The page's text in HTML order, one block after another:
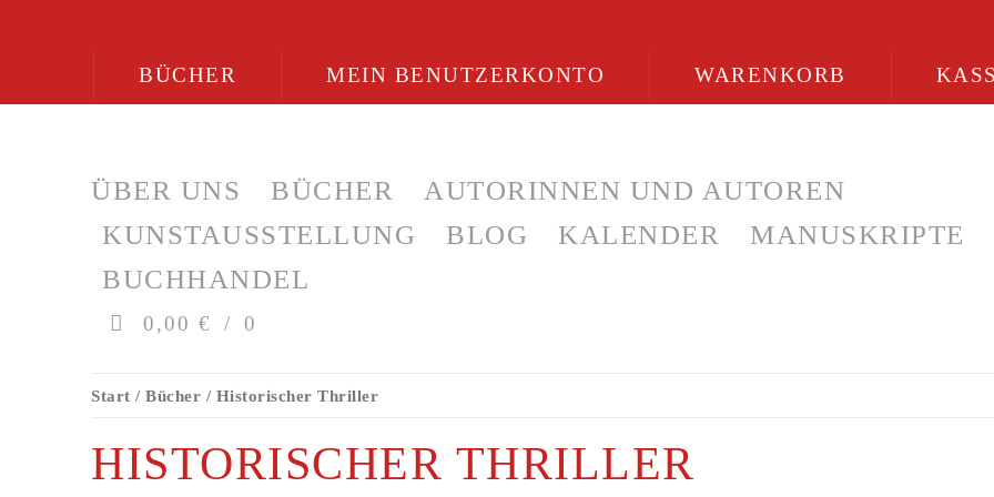
BÜCHER MEIN BENUTZERKONTO WARENKORB
ÜBER UNS BÜCHER
AUTORINNEN UND AUTOREN
KUNSTAUSSTELLUNG
BLOG KALENDER
MANUSKRIPTE
BUCHHANDEL
0,00 € 0
Start / Bücher / Historischer Thriller
HISTORISCHER THRILLER